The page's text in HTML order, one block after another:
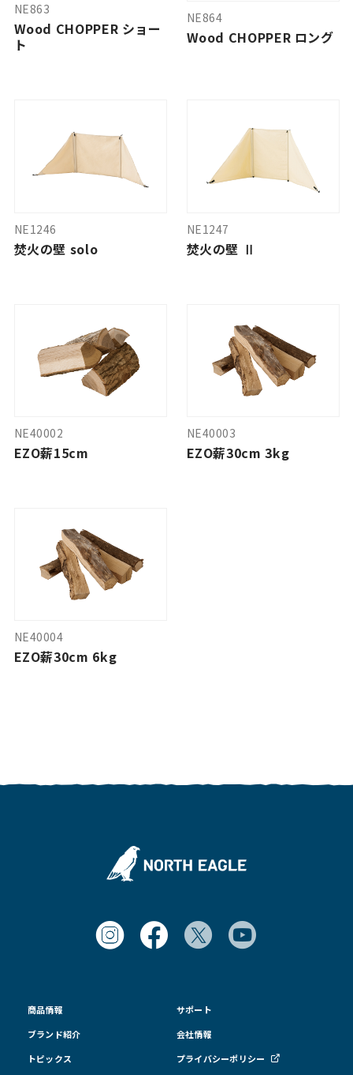
NE863
Wood CHOPPER ショー
ト
NE864
Wood CHOPPER ロング
NE1246
焚火の壁 solo
NE1247
焚火の壁 Ⅱ
NE40002
EZO薪15cm
NE40003
EZO薪30cm 3kg
NE40004
EZO薪30cm 6kg
商品情報
ブランド紹介
トピックス
サポート
会社情報
プライバシーポリシー